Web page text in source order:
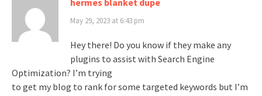
May 29, 2023 at 6:43 pm
Hey there! Do you know if they make any
plugins to assist with Search Engine
Optimization? I’m trying
to get my blog to rank for some targeted keywords but I’m